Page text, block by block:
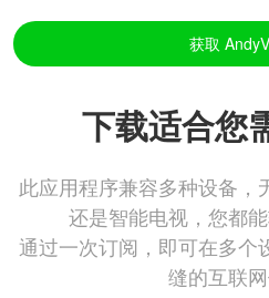
获取
下载适合您
此应用程序兼容多种设备，
还是智能电视，您都能
通过一次订阅，即可在多个
缝的互联网